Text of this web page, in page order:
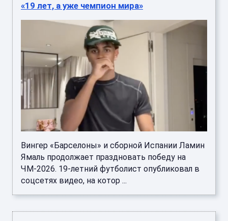
«19 лет, а уже чемпион мира»
Вингер «Барселоны» и сборной Испании Ламин
Ямаль продолжает праздновать победу на
ЧМ-2026. 19-летний футболист опубликовал в
соцсетях видео, на котор ...